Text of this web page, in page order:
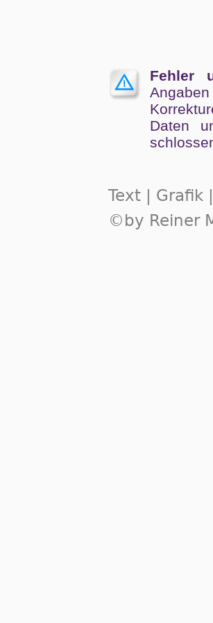
Fehler
Angaben
Da­ten
Text | Grafik
©by Reiner